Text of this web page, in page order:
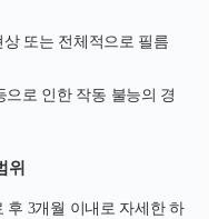
또는 전체적으로 필름
로 인한 작동 불능의 경
위
후 3개월 이내로 자세한 하